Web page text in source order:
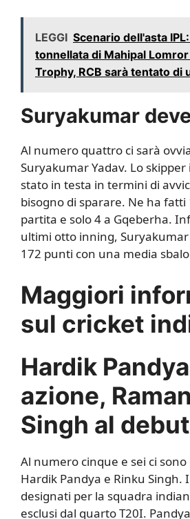
LEGGI Scenario dell'asta
tonnellata di Mahipal
Trophy, RCB sarà tentato di
Suryakumar
Al numero quattro ci sarà
Suryakumar Yadav. Lo
stato in testa in termini di
bisogno di sparare. Ne ha fatti
partita e solo 4 a Gqeberha.
ultimi otto inning,
172 punti con una media
Maggiori
sul cricket
Hardik
azione,
Singh al
Al numero cinque e sei ci
Hardik Pandya e Rinku Singh.
designati per la squadra
esclusi dal quarto T20I.